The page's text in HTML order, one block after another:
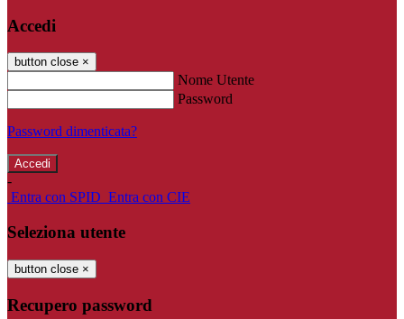
Accedi
button close ×
Nome Utente
Password
Password dimenticata?
-
Entra con SPID Entra con CIE
Seleziona utente
button close ×
Recupero password